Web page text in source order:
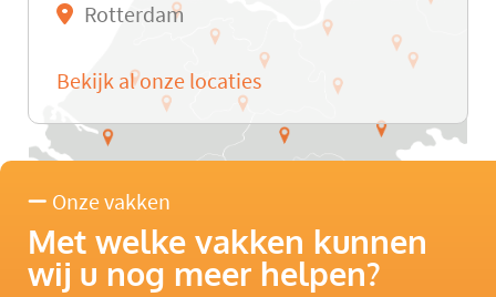
Rotterdam
Bekijk al onze locaties
Onze vakken
Met welke vakken kunnen
wij u nog meer helpen?